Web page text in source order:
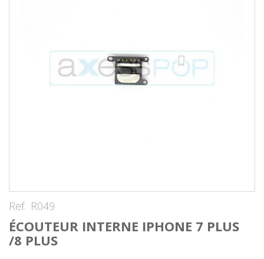
Ref. R049
ÉCOUTEUR INTERNE IPHONE 7 PLUS
/8 PLUS